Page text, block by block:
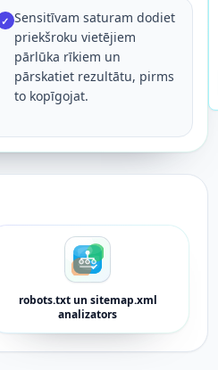
✓ Sensitīvam saturam dodiet
priekšroku vietējiem
pārlūka rīkiem un
pārskatiet rezultātu, pirms
to kopīgojat.
robots.txt un sitemap.xml
analizators